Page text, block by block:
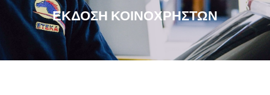
ΕΚΔΟΣΗ ΚΟΙΝΟΧΡΗΣΤΩΝ